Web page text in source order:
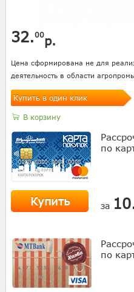
32.00р.
Цена сформирована не для
деятельность в области
Купить в один клик
В корзину
по
Купить за
по